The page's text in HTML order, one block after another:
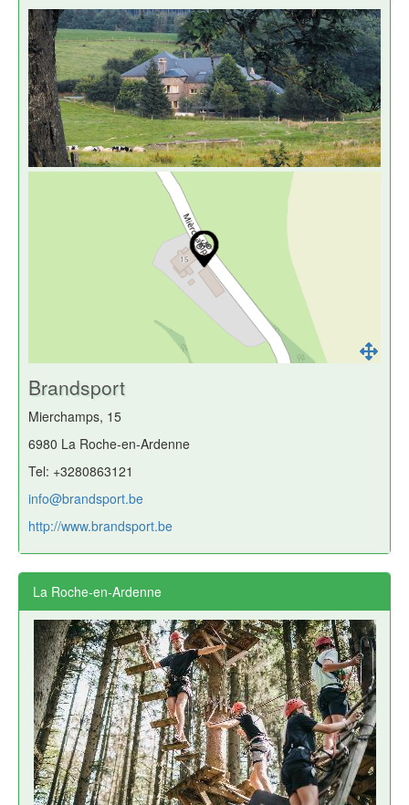
Brandsport
Mierchamps, 15
6980 La Roche-en-Ardenne
Tel: +3280863121
info@brandsport.be
http://www.brandsport.be
La Roche-en-Ardenne